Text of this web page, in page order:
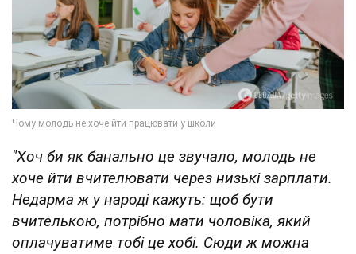
"Хоч би як банально це звучало, молодь не
хоче йти вчителювати через низькі зарплати.
Недарма ж у народі кажуть: щоб бути
вчителькою, потрібно мати чоловіка, який
оплачуватиме тобі це хобі. Сюди ж можна